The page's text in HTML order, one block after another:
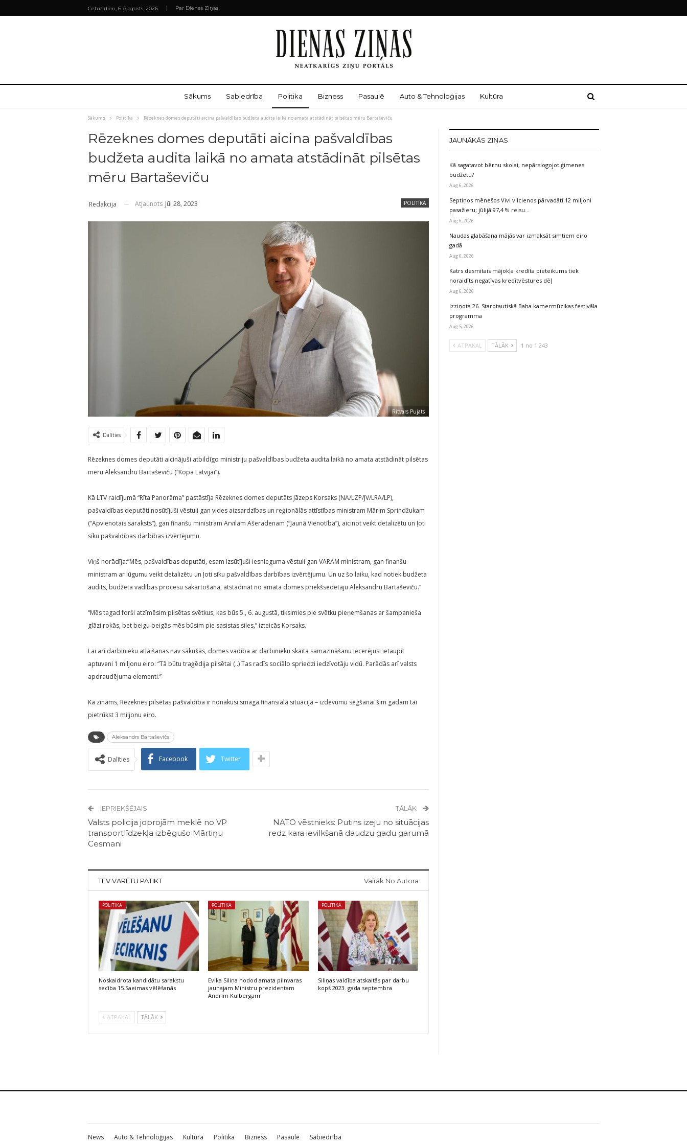
Ceturtdien, 6 Augusts, 2026 Par Dienas Ziņas
Sākums Sabiedrība Politika Bizness Pasaulē Auto & Tehnoloģijas Kultūra
Sākums Politika Rēzeknes domes deputāti aicina pašvaldības budžeta audita laikā no amata atstādināt pilsētas mēru Bartaševiču
Rēzeknes domes deputāti aicina pašvaldības
budžeta audita laikā no amata atstādināt pilsētas
mēru Bartaševiču
POLITIKA
Redakcija Atjaunots Jūl 28, 2023
Ritvars Pujats
Dalīties
Rēzeknes domes deputāti aicinājuši atbildīgo ministriju pašvaldības budžeta audita laikā no amata atstādināt pilsētas
mēru Aleksandru Bartaševiču (“Kopā Latvijai”).
Kā LTV raidījumā “Rīta Panorāma” pastāstīja Rēzeknes domes deputāts Jāzeps Korsaks (NA/LZP/JV/LRA/LP),
pašvaldības deputāti nosūtījuši vēstuli gan vides aizsardzības un reģionālās attīstības ministram Mārim Sprindžukam
(“Apvienotais saraksts”), gan finanšu ministram Arvilam Ašeradenam (“Jaunā Vienotība”), aicinot veikt detalizētu un ļoti
sīku pašvaldības darbības izvērtējumu.
Viņš norādīja:”Mēs, pašvaldības deputāti, esam izsūtījuši iesnieguma vēstuli gan VARAM ministram, gan finanšu
ministram ar lūgumu veikt detalizētu un ļoti sīku pašvaldības darbības izvērtējumu. Un uz šo laiku, kad notiek budžeta
audits, budžeta vadības procesu sakārtošana, atstādināt no amata domes priekšsēdētāju Aleksandru Bartaševiču.”
“Mēs tagad forši atzīmēsim pilsētas svētkus, kas būs 5., 6. augustā, tiksimies pie svētku pieņemšanas ar šampanieša
glāzi rokās, bet beigu beigās mēs būsim pie sasistas siles,” izteicās Korsaks.
Lai arī darbinieku atlaišanas nav sākušās, domes vadība ar darbinieku skaita samazināšanu iecerējusi ietaupīt
aptuveni 1 miljonu eiro: “Tā būtu traģēdija pilsētai (..) Tas radīs sociālo spriedzi iedzīvotāju vidū. Parādās arī valsts
apdraudējuma elementi.”
Kā zināms, Rēzeknes pilsētas pašvaldība ir nonākusi smagā finansiālā situācijā – izdevumu segšanai šim gadam tai
pietrūkst 3 miljonu eiro.
Aleksandrs Bartaševičs
Dalīties Facebook Twitter
IEPRIEKŠĒJAIS
Valsts policija joprojām meklē no VP
transportlīdzekļa izbēgušo Mārtiņu
Cesmani
TĀLĀK
NATO vēstnieks: Putins izeju no situācijas
redz kara ievilkšanā daudzu gadu garumā
TEV VARĒTU PATIKT Vairāk No Autora
POLITIKA
Noskaidrota kandidātu sarakstu
secība 15.Saeimas vēlēšanās
POLITIKA
Evika Siliņa nodod amata pilnvaras
jaunajam Ministru prezidentam
Andrim Kulbergam
POLITIKA
Siliņas valdība atskaitās par darbu
kopš 2023. gada septembra
ATPAKAĻ TĀLĀK
JAUNĀKĀS ZIŅAS
Kā sagatavot bērnu skolai, nepārslogojot ģimenes
budžetu?
Aug 6, 2026
Septiņos mēnešos Vivi vilcienos pārvadāti 12 miljoni
pasažieru; jūlijā 97,4 % reisu…
Aug 6, 2026
Naudas glabāšana mājās var izmaksāt simtiem eiro
gadā
Aug 6, 2026
Katrs desmitais mājokļa kredīta pieteikums tiek
noraidīts negatīvas kredītvēstures dēļ
Aug 6, 2026
Izziņota 26. Starptautiskā Baha kamermūzikas festivāla
programma
Aug 5, 2026
ATPAKAĻ TĀLĀK 1 no 1 243
News Auto & Tehnoloģijas Kultūra Politika Bizness Pasaulē Sabiedrība